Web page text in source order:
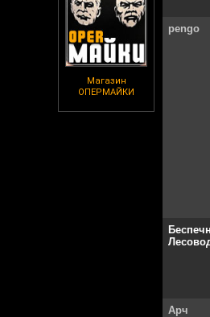
Магазин
ОПЕРМАЙКИ
pengo
Арч